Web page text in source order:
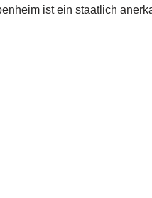
ist ein staatlich